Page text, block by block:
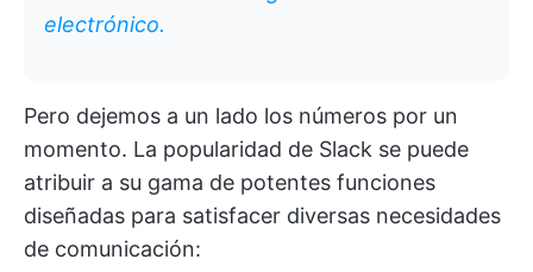
electrónico.
Pero dejemos a un lado los números por un
momento. La popularidad de Slack se puede
atribuir a su gama de potentes funciones
diseñadas para satisfacer diversas necesidades
de comunicación: